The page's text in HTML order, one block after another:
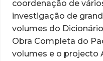
coordenação de
investigação de
volumes do
Obra Completa do
volumes e o projecto